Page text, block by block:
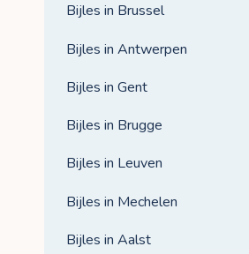
Bijles in Brussel
Bijles in Antwerpen
Bijles in Gent
Bijles in Brugge
Bijles in Leuven
Bijles in Mechelen
Bijles in Aalst